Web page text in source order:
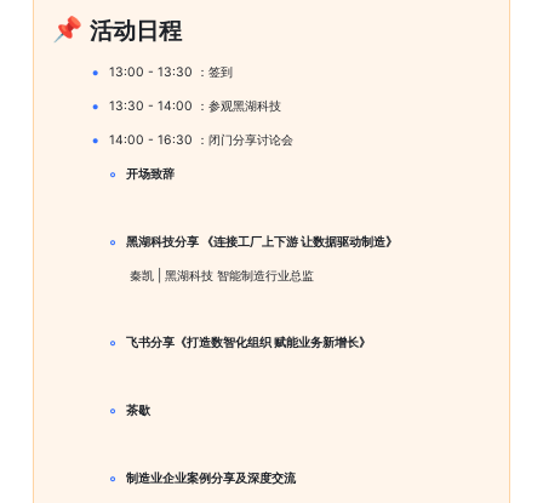
📌 活动日程
13:00 - 13:30 ：签到
13:30 - 14:00 ：参观黑湖科技
14:00 - 16:30 ：闭门分享讨论会
开场致辞
黑湖科技分享 《连接工厂上下游 让数据驱动制造》
           秦凯 | 黑湖科技 智能制造行业总监
飞书分享《打造数智化组织 赋能业务新增长》
茶歇
制造业企业案例分享及深度交流